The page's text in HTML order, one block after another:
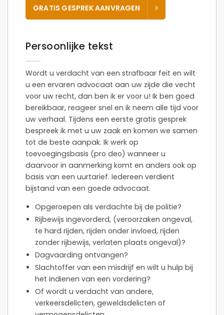
GRATIS GESPREK AANVRAGEN
Persoonlijke tekst
Wordt u verdacht van een strafbaar feit en wilt
u een ervaren advocaat aan uw zijde die vecht
voor uw recht, dan ben ik er voor u! Ik ben goed
bereikbaar, reageer snel en ik neem alle tijd voor
uw verhaal. Tijdens een eerste gratis gesprek
bespreek ik met u uw zaak en komen we samen
tot de beste aanpak. Ik werk op
toevoegingsbasis (pro deo) wanneer u
daarvoor in aanmerking komt en anders ook op
basis van een uurtarief. Iedereen verdient
bijstand van een goede advocaat.
Opgeroepen als verdachte bij de politie?
Rijbewijs ingevorderd, (veroorzaken ongeval,
te hard rijden, rijden onder invloed, rijden
zonder rijbewijs, verlaten plaats ongeval)?
Dagvaarding ontvangen?
Slachtoffer van een misdrijf en wilt u hulp bij
het indienen van een vordering?
Of wordt u verdacht van andere,
verkeersdelicten, geweldsdelicten of